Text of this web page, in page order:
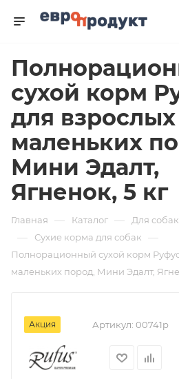
сухой корм
для
маленьких
Мини Эдалт,
Ягненок, 5 кг
Главная — Каталог — Для собак
— Сухие корма для собак —
Полнорационный сухой корм
маленьких пород, Мини Эдалт,
Акция Артикул: 00741р